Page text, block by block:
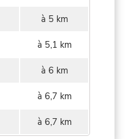
à 5 km
à 5,1 km
à 6 km
à 6,7 km
à 6,7 km